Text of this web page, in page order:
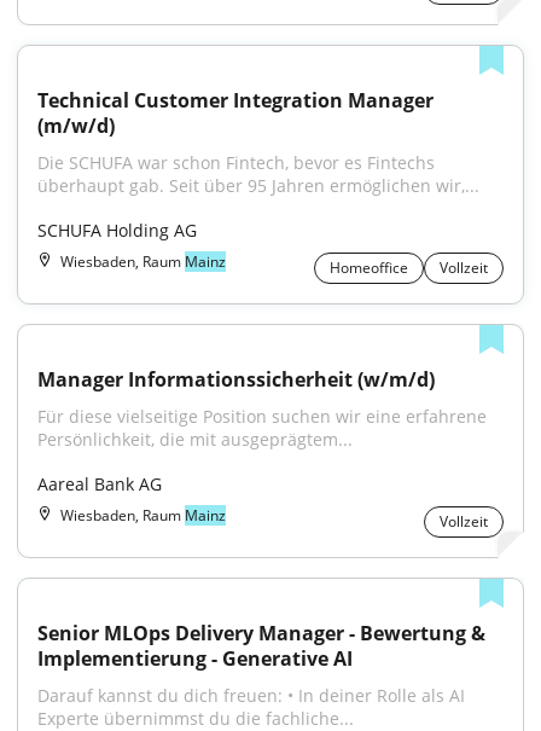
Technical Customer Integration Manager
(m/w/d)
Die SCHUFA war schon Fintech, bevor es Fintechs
überhaupt gab. Seit über 95 Jahren ermöglichen wir,...
SCHUFA Holding AG
Wiesbaden, Raum Mainz Homeoffice Vollzeit
Manager Informationssicherheit (w/m/d)
Für diese vielseitige Position suchen wir eine erfahrene
Persönlichkeit, die mit ausgeprägtem...
Aareal Bank AG
Wiesbaden, Raum Mainz Vollzeit
Senior MLOps Delivery Manager - Bewertung &
Implementierung - Generative AI
Darauf kannst du dich freuen: • In deiner Rolle als AI
Experte übernimmst du die fachliche...